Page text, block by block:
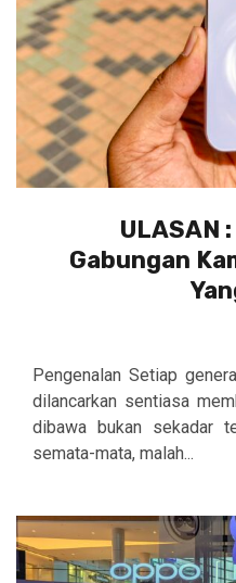
ULASAN
Gabungan
Pengenalan Setiap
dilancarkan sentiasa
dibawa bukan sekadar
semata-mata, malah...